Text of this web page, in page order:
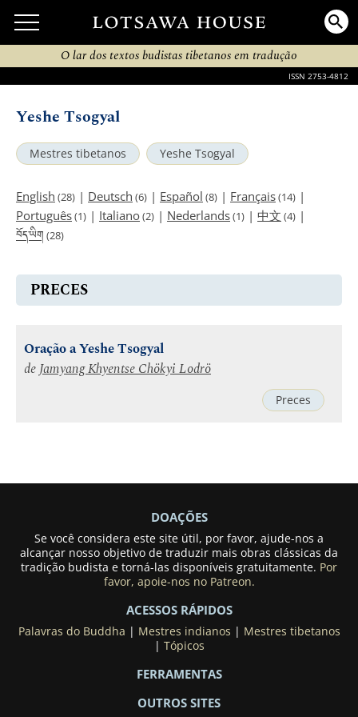
O lar dos textos budistas tibetanos em tradução
ISSN 2753-4812
Yeshe Tsogyal
Mestres tibetanos Yeshe Tsogyal
English (28) | Deutsch (6) | Español (8) | Français(14) |
Português(1) | Italiano(2) | Nederlands(1) | 中文 (4) |
བོད་ཡིག (28)
PRECES
Oração a Yeshe Tsogyal
deJamyang Khyentse Chökyi Lodrö
Preces
DOAÇÕES
Se você considera este site útil, por favor, ajude-nos a
alcançar nosso objetivo de traduzir mais obras clássicas da
tradição budista e torná-las disponíveis gratuitamente. Por
favor, apoie-nos no Patreon.
ACESSOS RÁPIDOS
Palavras do Buddha | Mestres indianos | Mestres tibetanos
| Tópicos
FERRAMENTAS
OUTROS SITES